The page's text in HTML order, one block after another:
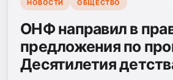
НОВОСТИ ОБЩЕСТВО
ОНФ направил в
предложения по
Десятилетия